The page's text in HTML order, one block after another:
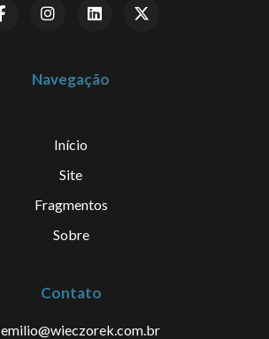
Navegação
Início
Site
Fragmentos
Sobre
Contato
emilio@wieczorek.com.br